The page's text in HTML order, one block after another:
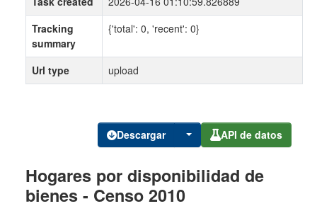
Descargar API de datos
Hogares por disponibilidad de
bienes - Censo 2010
Tracking
summary
{'total': 0, 'recent': 0}
Url type upload